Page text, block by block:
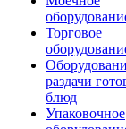
Торговое
раздачи
блюд
Упаковочное